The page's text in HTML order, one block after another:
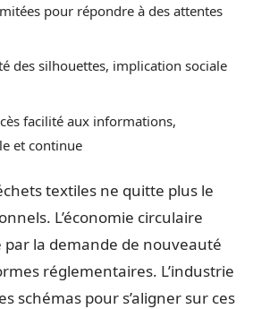
pour répondre à des attentes
des silhouettes, implication sociale
facilité aux informations,
et continue
textiles ne quitte plus le
L’économie circulaire
par la demande de nouveauté
réglementaires. L’industrie
schémas pour s’aligner sur ces